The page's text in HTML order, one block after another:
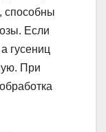
способны
Если
гусениц
При